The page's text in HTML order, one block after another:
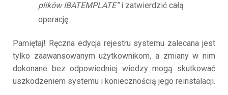
plików IBATEMPLATE”i zatwierdzić całą
operację.
Pamiętaj! Ręczna edycja rejestru systemu zalecana jest
tylko zaawansowanym użytkownikom, a zmiany w nim
dokonane bez odpowiedniej wiedzy mogą skutkować
uszkodzeniem systemu i koniecznością jego reinstalacji.